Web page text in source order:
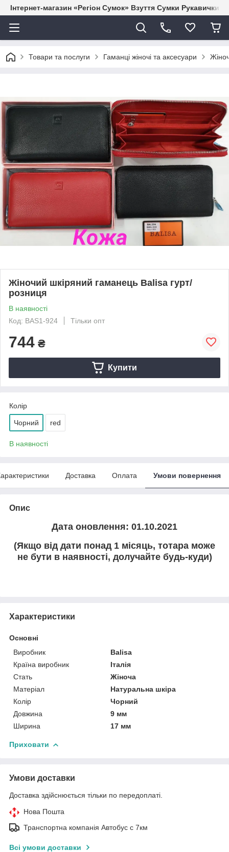
Інтернет-магазин «Регіон Сумок» Взуття Сумки Рукавички
Товари та послуги Гаманці жіночі та аксесуари
Жіночий шкіряний гаманець Balisa гурт/
розниця
В наявності
Код: BAS1-924
Тільки опт
744 ₴
Купити
Колір
Чорний red
В наявності
Доставка Оплата Умови повернення
Опис
Дата оновлення: 01.10.2021
(Якщо від дати понад 1 місяць, тотара може
не бути в наявності, долучайте будь-куди)
Характеристики
Основні
Виробник
Balisa
Країна виробник
Італія
Стать
Жіноча
Матеріал
Натуральна шкіра
Колір
Чорний
Довжина
9 мм
Ширина
17 мм
Приховати
Умови доставки
Доставка здійснюється тільки по передоплаті.
Нова Пошта
Транспортна компанія Автобус с 7км
Всі умови доставки